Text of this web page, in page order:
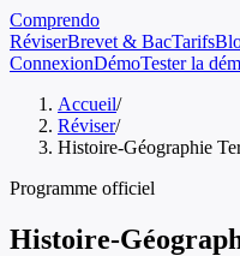
Comprendo
RéviserBrevet & BacTarifs
ConnexionDémoTester la
Accueil/
Réviser/
Histoire-Géographie
Programme officiel
Histoire-